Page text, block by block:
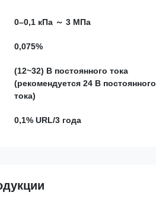
0–0,1 кПа ～ 3 МПа
0,075%
(12~32) В постоянного тока
(рекомендуется 24 В постоянного
тока)
0,1% URL/3 года